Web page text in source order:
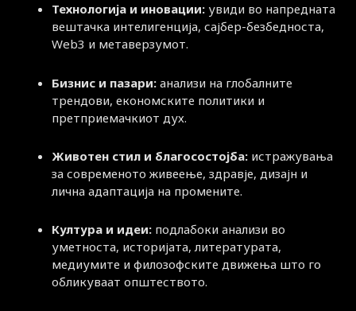
Технологија и иновации: увиди во напредната
вештачка интелигенција, сајбер-безбедноста,
Web3 и метаверзумот.
Бизнис и пазари: анализи на глобалните
трендови, економските политики и
претприемачкиот дух.
Животен стил и благосостојба: истражувања
за современото живеење, здравје, дизајн и
лична адаптација на промените.
Култура и идеи: подлабоки анализи во
уметноста, историјата, литературата,
медиумите и филозофските движења што го
обликуваат општеството.